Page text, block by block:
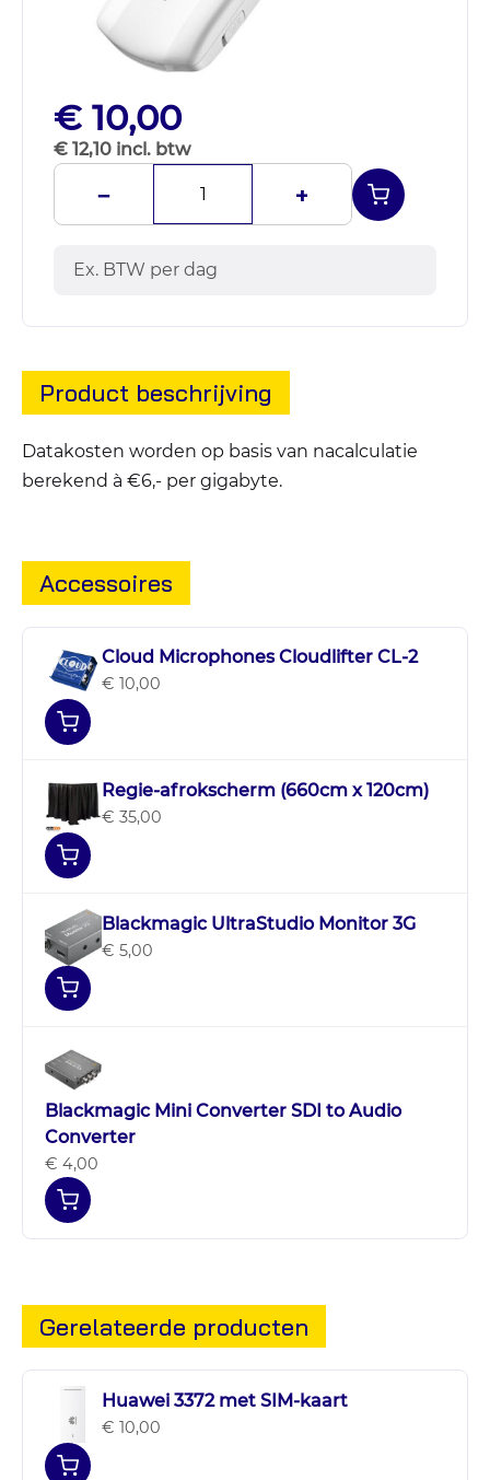
€ 10,00
€ 12,10 incl. btw
− +
Ex. BTW per dag
Product beschrijving
Datakosten worden op basis van nacalculatie
berekend à €6,- per gigabyte.
Accessoires
Cloud Microphones Cloudlifter CL-2
€ 10,00
Regie-afrokscherm (660cm x 120cm)
€ 35,00
Blackmagic UltraStudio Monitor 3G
€ 5,00
Blackmagic Mini Converter SDI to Audio
Converter
€ 4,00
Gerelateerde producten
Huawei 3372 met SIM-kaart
€ 10,00